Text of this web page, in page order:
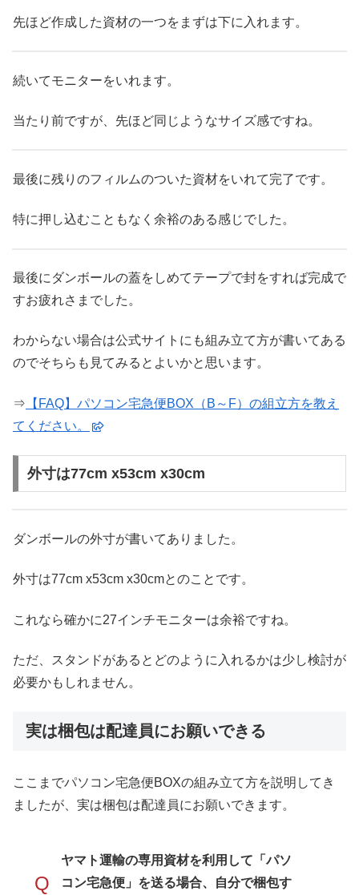
先ほど作成した資材の一つをまずは下に入れます。
続いてモニターをいれます。
当たり前ですが、先ほど同じようなサイズ感ですね。
最後に残りのフィルムのついた資材をいれて完了です。
特に押し込むこともなく余裕のある感じでした。
最後にダンボールの蓋をしめてテープで封をすれば完成で
すお疲れさまでした。
わからない場合は公式サイトにも組み立て方が書いてある
のでそちらも見てみるとよいかと思います。
⇒ 【FAQ】パソコン宅急便BOX（B～F）の組立方を教え
てください。
外寸は77cm x53cm x30cm
ダンボールの外寸が書いてありました。
外寸は77cm x53cm x30cmとのことです。
これなら確かに27インチモニターは余裕ですね。
ただ、スタンドがあるとどのように入れるかは少し検討が
必要かもしれません。
実は梱包は配達員にお願いできる
ここまでパソコン宅急便BOXの組み立て方を説明してき
ましたが、実は梱包は配達員にお願いできます。
Q
ヤマト運輸の専用資材を利用して「パソ
コン宅急便」を送る場合、自分で梱包す